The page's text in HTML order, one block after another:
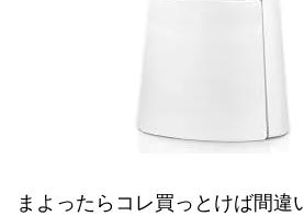
まよったらコレ買っとけば間違